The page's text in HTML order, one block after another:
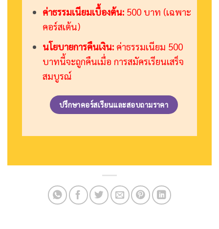
ค่าธรรมเนียมเบื้องต้น:500 บาท (เฉพาะ
คอร์สเต้น)
นโยบายการคืนเงิน:ค่าธรรมเนียม 500
บาทนี้จะถูกคืนเมื่อ การสมัครเรียนเสร็จ
สมบูรณ์
ปรึกษาคอร์สเรียนและสอบถามราคา